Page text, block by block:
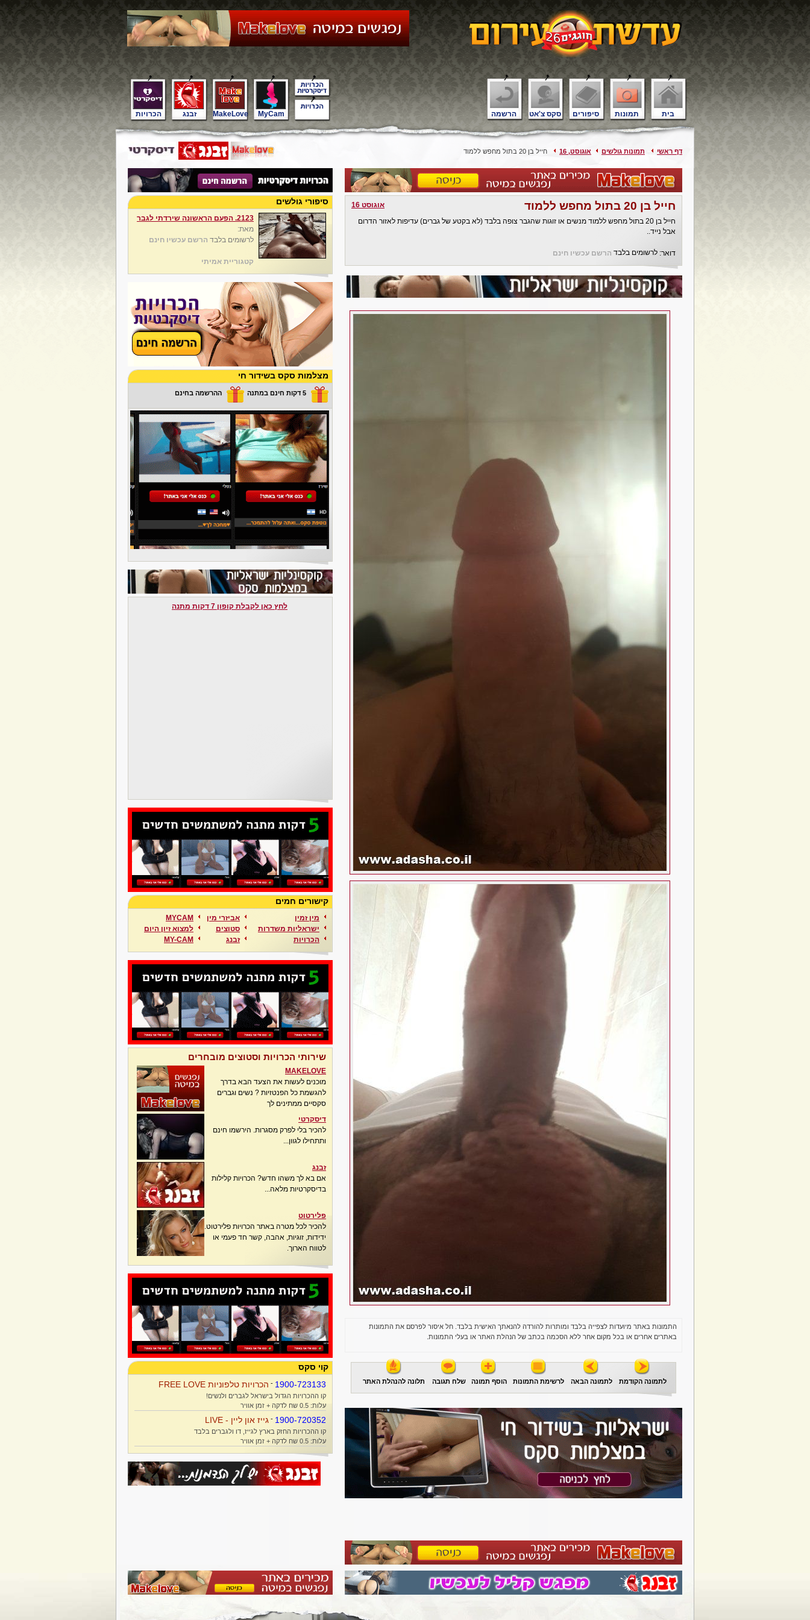
בית תמונות סיפורים סקס צ'אט הרשמה הכרויות זבנג MakeLove MyCam
דף ראשי תמונות גולשים אוגוסט, 16 חייל בן 20 בתול מחפש ללמוד
חייל בן 20 בתול מחפש ללמוד
אוגוסט 16
חייל בן 20 בתול מחפש ללמוד מנשים או זוגות שהגבר צופה בלבד (לא בקטע של גברים) עדיפות לאזור הדרום
אבל נייד..
דואר: לרשומים בלבד הרשם עכשיו חינם
התמונות באתר מיועדות לצפייה בלבד ומותרות להורדה להנאתך האישית בלבד. חל איסור לפרסם את התמונות
באתרים אחרים או בכל מקום אחר ללא הסכמה בכתב של הנהלת האתר או בעלי התמונות.
לתמונה הקודמת לתמונה הבאה לרשימת התמונות הוסף תמונה שלח תגובה תלונה להנהלת האתר
סיפורי גולשים
2123. הפעם הראשונה שירדתי לגבר
מאת:
לרשומים בלבד הרשם עכשיו חינם
קטגוריית אמיתי
מצלמות סקס בשידור חי
5 דקות חינם במתנה ההרשמה בחינם
לחץ כאן לקבלת קופון 7 דקות מתנה
קישורים חמים
מין זמין
ישראליות משדרות
הכרויות
אביזרי מין
סטוצים
זבנג
MYCAM
למצוא זיון היום
MY-CAM
שירותי הכרויות וסטוצים מובחרים
MAKELOVE
מוכנים לעשות את הצעד הבא בדרך
להגשמת כל הפנטזיות ? נשים וגברים
סקסיים ממתינים לך
דיסקרטי
להכיר בלי לפרק מסגרות. הירשמו חינם
ותתחילו לגוון...
זבנג
אם בא לך משהו חדש? הכרויות קלילות
בדיסקרטיות מלאה...
פלירטוט
להכיר לכל מטרה באתר הכרויות פלירטוט.
ידידות, זוגיות, אהבה, קשר חד פעמי או
לטווח הארוך.
קוי סקס
1900-723133
- הכרויות טלפוניות FREE LOVE
קו ההכרויות הגדול בישראל לגברים ולנשים!
עלות: 0.5 שח לדקה + זמן אוויר
1900-720352
- גייז און ליין - LIVE
קו ההכרויות החזק בארץ לגייז, דו ולגברים בלבד
עלות: 0.5 שח לדקה + זמן אוויר